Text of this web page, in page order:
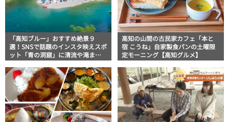
「高知ブルー」おすすめ絶景９
選！SNSで話題のインスタ映えスポ
ット「青の洞窟」に清流や滝まで
高知の山間の古民家カフェ「本と
宿 こうね」自家製食パンの土曜限
定モーニング【高知グルメ】